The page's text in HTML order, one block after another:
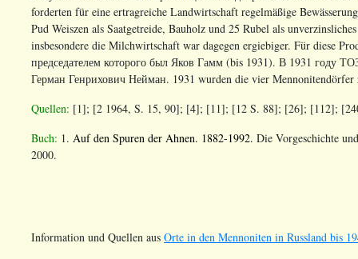
forderten für eine ertragreiche Landwirtschaft regelmäßige
Pud Weiszen als Saatgetreide, Bauholz und 25 Rubel als
insbesondere die Milchwirtschaft war dagegen ergiebiger. Für diese
председателем которого был Яков Гамм (bis 1931). В 1931 году
Герман Генрихович Нейман. 1931 wurden die vier Mennonitendörfer
Quellen: [1]; [2 1964, S. 15, 90]; [4]; [11]; [12 S. 88]; [26]; [112];
Buch: 1. Auf den Spuren der Ahnen. 1882-1992. Die Vorgeschichte
2000.
Information und Quellen aus Orte in den Mennoniten in Russland bis